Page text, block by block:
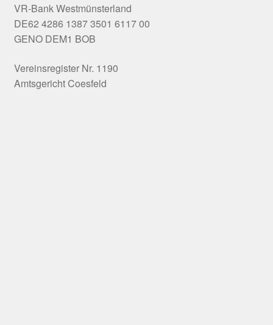
VR-Bank Westmünsterland
DE62 4286 1387 3501 6117 00
GENO DEM1 BOB
Vereinsregister Nr. 1190
Amtsgericht Coesfeld